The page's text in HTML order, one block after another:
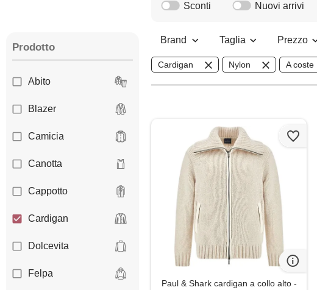
Prodotto
Abito
Blazer
Camicia
Canotta
Cappotto
Cardigan
Dolcevita
Felpa
Sconti Nuovi arrivi
Brand Taglia Prezzo
Cardigan Nylon A coste
Paul & Shark cardigan a collo alto -